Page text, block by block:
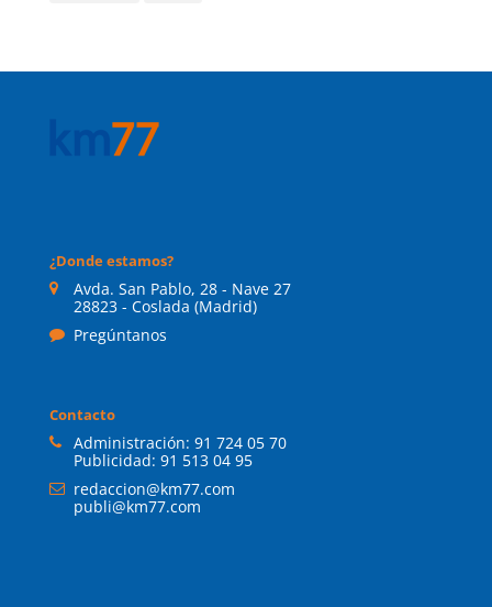
¿Donde estamos?
Avda. San Pablo, 28 - Nave 27
28823 - Coslada (Madrid)
Pregúntanos
Contacto
Administración: 91 724 05 70
Publicidad: 91 513 04 95
redaccion@km77.com
publi@km77.com